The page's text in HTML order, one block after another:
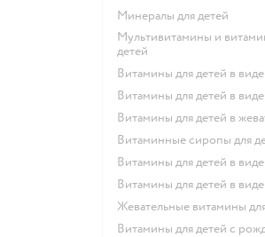
Минералы для детей
Мультивитамины и витаминные комплексы для
детей
Витамины для детей в
Витамины для детей в
Витамины для детей в
Витаминные сиропы для
Витамины для детей в
Витамины для детей в
Жевательные витамины
Витамины для детей с